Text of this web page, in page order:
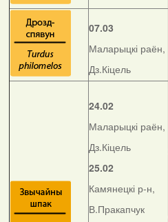
07.03
Маларыцкі раён,
Дз.Кіцель
24.02
Маларыцкі раён,
Дз.Кіцель
25.02
Камянецкі р-н,
В.Пракапчук